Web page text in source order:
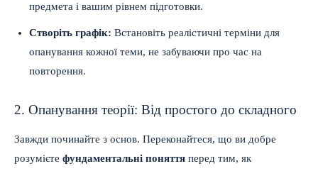
предмета і вашим рівнем підготовки.
Створіть графік: Встановіть реалістичні терміни для
опанування кожної теми, не забуваючи про час на
повторення.
2. Опанування теорії: Від простого до складного
Завжди починайте з основ. Переконайтеся, що ви добре
розумієте фундаментальні поняття перед тим, як